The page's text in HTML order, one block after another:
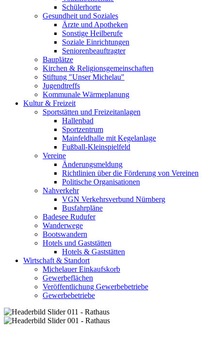
Schülerhorte
Gesundheit und Soziales
Ärzte und Apotheken
Sonstige Heilberufe
Soziale Einrichtungen
Seniorenbeauftragter
Bauplätze
Kirchen & Religionsgemeinschaften
Stiftung "Unser Michelau"
Jugendtreffs
Kommunale Wärmeplanung
Kultur & Freizeit
Sportstätten und Freizeitanlagen
Hallenbad
Sportzentrum
Mainfeldhalle mit Kegelanlage
Fußball-Kleinspielfeld
Vereine
Änderungsmeldung
Richtlinien über die Förderung von Vereinen
Politische Organisationen
Nahverkehr
VGN Verkehrsverbund Nürnberg
Busfahrpläne
Badesee Rudufer
Wanderwege
Bootswandern
Hotels und Gaststätten
Hotels & Gaststätten
Wirtschaft & Standort
Michelauer Einkaufskorb
Gewerbeflächen
Veröffentlichung Gewerbebetriebe
Gewerbebetriebe